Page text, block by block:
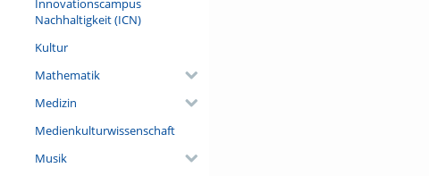
Nachhaltigkeit (ICN)
Kultur
Mathematik
Medizin
Medienkulturwissenschaft
Musik